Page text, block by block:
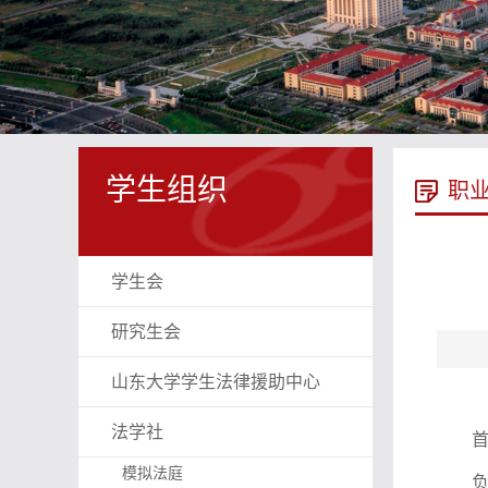
学生组织
学生会
研究生会
山东大学学生法律援助中心
法学社
模拟法庭
职